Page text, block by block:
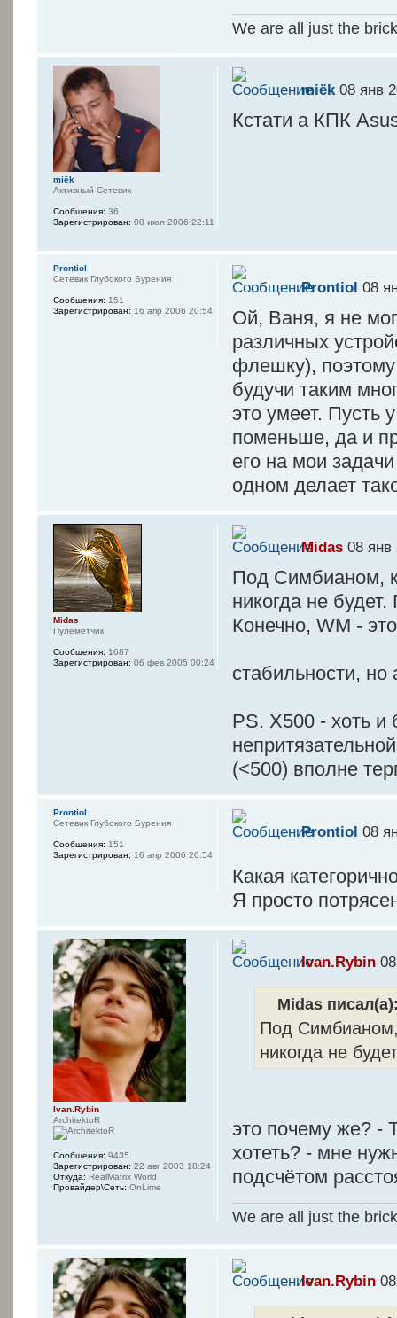
We are all just the
miёk08 янв
Кстати а КПК
miёk
Активный Сетевик
Сообщения: 36
Зарегистрирован: 08 июл 2006 22:11
Prontiol 08
Ой, Ваня, я не
различных
флешку),
будучи таким
это умеет. Пусть
поменьше, да и
его на мои
одном делает
Prontiol
Сетевик Глубокого Бурения
Сообщения: 151
Зарегистрирован: 16 апр 2006 20:54
Midas 08 янв
Под Симбианом,
никогда не
Конечно, WM -
стабильности, но
PS. Х500 - хоть и
(<500) вполне
Midas
Пулеметчик
Сообщения: 1687
Зарегистрирован: 06 фев 2005 00:24
Prontiol 08
Какая
Я просто
Prontiol
Сетевик Глубокого Бурения
Сообщения: 151
Зарегистрирован: 16 апр 2006 20:54
Ivan.Rybin
Midas
Под
никогда не
это почему же? -
хотеть? - мне
подсчётом
We are all just the
Ivan.Rybin
ArchitektoR
Сообщения: 9435
Зарегистрирован: 22 авг 2003 18:24
Откуда: RealMatrix World
Провайдер\Сеть: OnLime
Ivan.Rybin